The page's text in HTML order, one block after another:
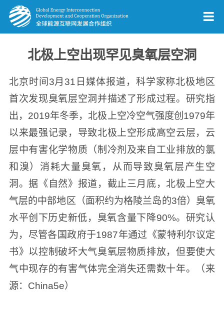
北极上空出现罕见臭氧层空洞
北京时间3月31日媒体报道，科学家称北极地区
首次发现臭氧层空洞并描述了形成过程。研究指
出，2019年冬季，北极上空冷空气强度创1979年
以来最强记录，导致北极上空形成高空云层，云
层中有害化学物质（制冷剂及来自工业排放的氯
和溴）消耗大量臭氧，从而导致臭氧层产生空
洞。据《自然》报道，截止三月底，北极上空大
气层的中部地区（面积约为格陵兰岛的3倍）臭氧
水平创下历史新低，臭氧含量下降90%。研究认
为，尽管各国政府于1987年通过《蒙特利尔议定
书》以控制破坏大气臭氧层物质排放，但要使大
气中现存的有害气体完全消失还需数十年。（来
源：China5e）